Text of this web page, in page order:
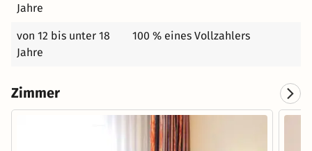
Jahre
von 12 bis unter 18
Jahre
100 % eines Vollzahlers
Zimmer